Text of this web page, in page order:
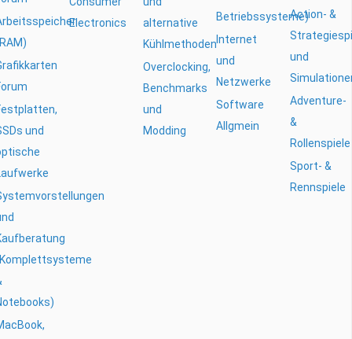
und
Electronics
alternative
Kühlmethoden
Overclocking,
Benchmarks
und
Modding
Betriebssysteme)
Internet
und
Netzwerke
Software
Allgmein
Action- &
und
Adventure-
&
Rollenspiele
Sport- &
Rennspiele